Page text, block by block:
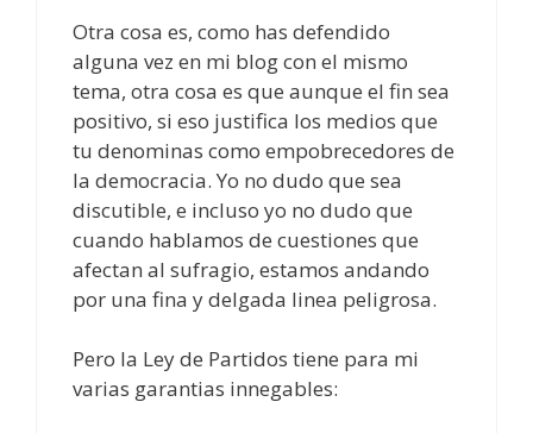
Otra cosa es, como has defendido
alguna vez en mi blog con el mismo
tema, otra cosa es que aunque el fin sea
positivo, si eso justifica los medios que
tu denominas como empobrecedores de
la democracia. Yo no dudo que sea
discutible, e incluso yo no dudo que
cuando hablamos de cuestiones que
afectan al sufragio, estamos andando
por una fina y delgada linea peligrosa.
Pero la Ley de Partidos tiene para mi
varias garantias innegables: